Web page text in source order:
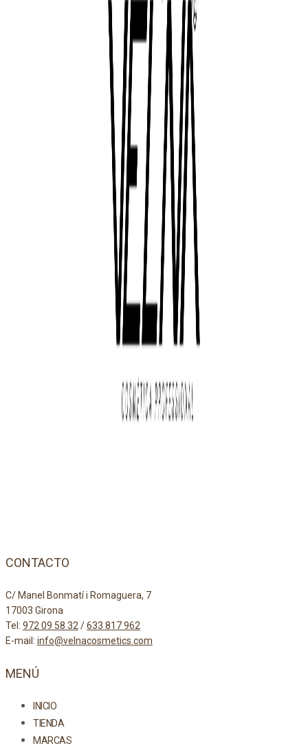
CONTACTO
C/ Manel Bonmatí i Romaguera, 7
17003 Girona
Tel: 972 09 58 32/633 817 962
E-mail: info@velnacosmetics.com
MENÚ
INICIO
TIENDA
MARCAS